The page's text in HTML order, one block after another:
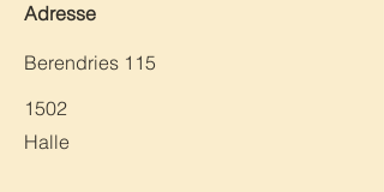
Berendries 115
Adresse
1502
Halle